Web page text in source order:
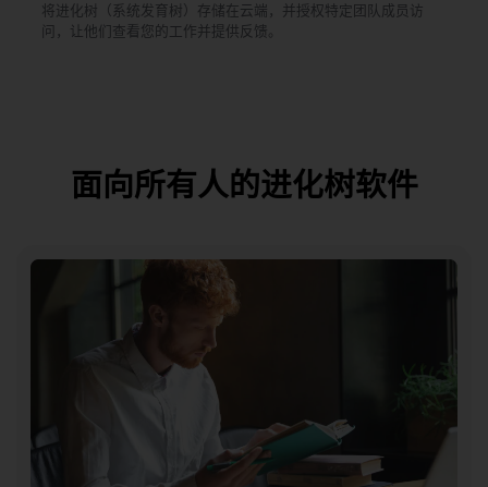
将进化树（系统发育树）存储在云端，并授权特定团队成员访
问，让他们查看您的工作并提供反馈。
面向所有人的进化树软件